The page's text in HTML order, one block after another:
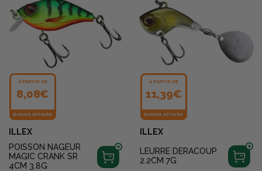
À PARTIR DE
8,08€
BONNE AFFAIRE
ILLEX
POISSON NAGEUR
MAGIC CRANK SR
4CM 3.8G
À PARTIR DE
11,39€
BONNE AFFAIRE
ILLEX
LEURRE DERACOUP
2.2CM 7G